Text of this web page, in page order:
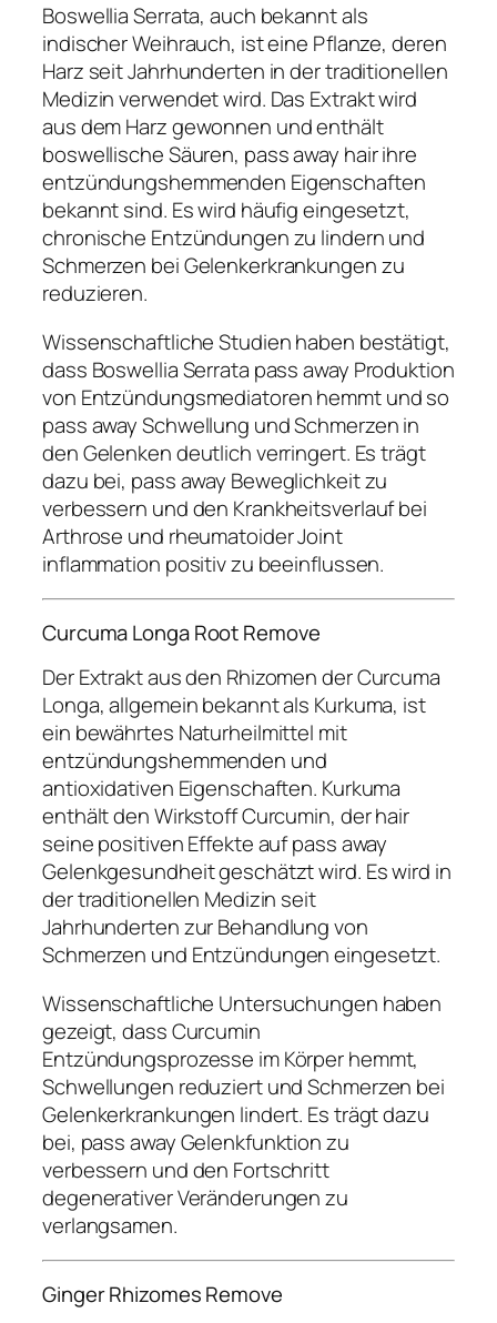
Boswellia Serrata, auch bekannt als
indischer Weihrauch, ist eine Pflanze, deren
Harz seit Jahrhunderten in der traditionellen
Medizin verwendet wird. Das Extrakt wird
aus dem Harz gewonnen und enthält
boswellische Säuren, pass away hair ihre
entzündungshemmenden Eigenschaften
bekannt sind. Es wird häufig eingesetzt,
chronische Entzündungen zu lindern und
Schmerzen bei Gelenkerkrankungen zu
reduzieren.
Wissenschaftliche Studien haben bestätigt,
dass Boswellia Serrata pass away Produktion
von Entzündungsmediatoren hemmt und so
pass away Schwellung und Schmerzen in
den Gelenken deutlich verringert. Es trägt
dazu bei, pass away Beweglichkeit zu
verbessern und den Krankheitsverlauf bei
Arthrose und rheumatoider Joint
inflammation positiv zu beeinflussen.
Curcuma Longa Root Remove
Der Extrakt aus den Rhizomen der Curcuma
Longa, allgemein bekannt als Kurkuma, ist
ein bewährtes Naturheilmittel mit
entzündungshemmenden und
antioxidativen Eigenschaften. Kurkuma
enthält den Wirkstoff Curcumin, der hair
seine positiven Effekte auf pass away
Gelenkgesundheit geschätzt wird. Es wird in
der traditionellen Medizin seit
Jahrhunderten zur Behandlung von
Schmerzen und Entzündungen eingesetzt.
Wissenschaftliche Untersuchungen haben
gezeigt, dass Curcumin
Entzündungsprozesse im Körper hemmt,
Schwellungen reduziert und Schmerzen bei
Gelenkerkrankungen lindert. Es trägt dazu
bei, pass away Gelenkfunktion zu
verbessern und den Fortschritt
degenerativer Veränderungen zu
verlangsamen.
Ginger Rhizomes Remove